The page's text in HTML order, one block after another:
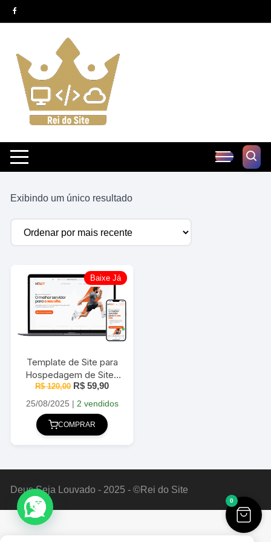
Pular
para
conteúdo
Exibindo um único resultado
Baixe Já
Template de Site para
Hospedagem de Sites
Editável Host 2025
R$120,00 O
original
era:
R$ 120,00.
R$ 59,90O
atual
25/08/2025 | 2 vendidos
COMPRAR
Deus Seja Louvado - 2025 - ©Rei do Site
0